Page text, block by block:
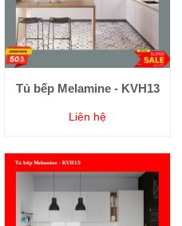
Tủ bếp Melamine - KVH13
Liên hệ